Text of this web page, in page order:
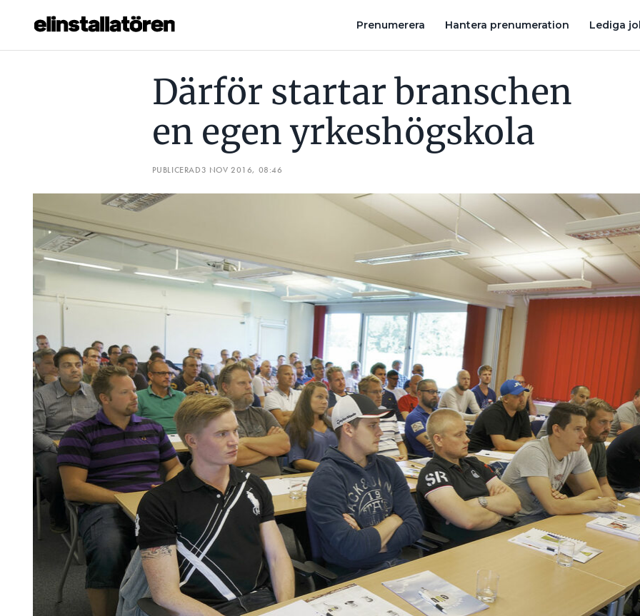
Prenumerera Hantera prenumeration Lediga
Hantera prenumeration
Annonsera
Läs E-tidningen
Om tidningen
Kontakt
Personuppgifter
Search for:
SEARCH
Därför startar branschen
en egen yrkeshögskola
PUBLICERAD3 NOV 2016, 08:46
DÄRFÖR STARTAR BRANSCHEN EN EGEN YRKESHÖGSKOLA DÄRFÖR SADLAR BOKREDAKTÖREN IDA, 47, OM TILL